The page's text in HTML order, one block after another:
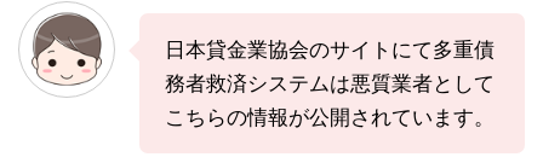
日本貸金業協会のサイトにて多重債
務者救済システムは悪質業者として
こちらの情報が公開されています。